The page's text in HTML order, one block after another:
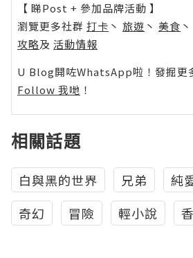
【 睇Post + 參加品牌活動 】
瀏覽更多社群 打卡 丶 旅遊 丶 美食 丶
攻略及 活動情報
U Blog開咗WhatsApp啦！發掘更
Follow 我哋 ！
相關話題
白與黑的世界 兄弟 純
奇幻
冒險 輕小說